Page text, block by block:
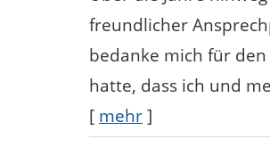
freundlicher
bedanke mich für
hatte, dass ich und
[ mehr]